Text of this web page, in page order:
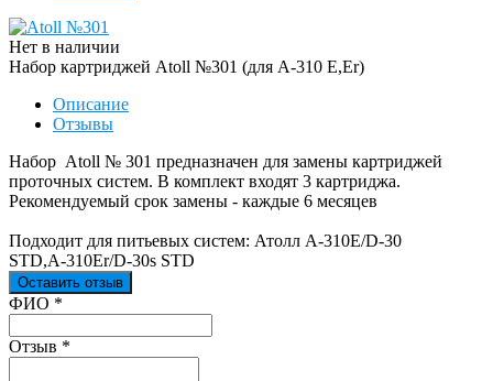
Нет в наличии
Набор картриджей Atoll №301 (для А-310 E,Er)
Описание
Отзывы
Набор Atoll № 301 предназначен для замены картриджей
проточных систем. В комплект входят 3 картриджа.
Рекомендуемый срок замены - каждые 6 месяцев
Подходит для питьевых систем: Атолл А-310E/D-30
STD,А-310Er/D-30s STD
Оставить отзыв
Ваш отзыв был отправлен!
ФИО *
Отзыв *